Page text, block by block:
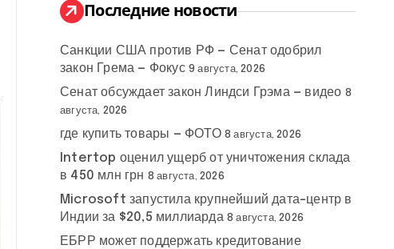
:
Последние новости
Санкции США против РФ — Сенат одобрил
закон Грема — Фокус 9 августа, 2026
Сенат обсуждает закон Линдси Грэма — видео 8
августа, 2026
где купить товары — ФОТО 8 августа, 2026
Intertop оценил ущерб от уничтожения склада
в 450 млн грн 8 августа, 2026
Microsoft запустила крупнейший дата-центр в
Индии за $20,5 миллиарда 8 августа, 2026
ЕБРР может поддержать кредитование